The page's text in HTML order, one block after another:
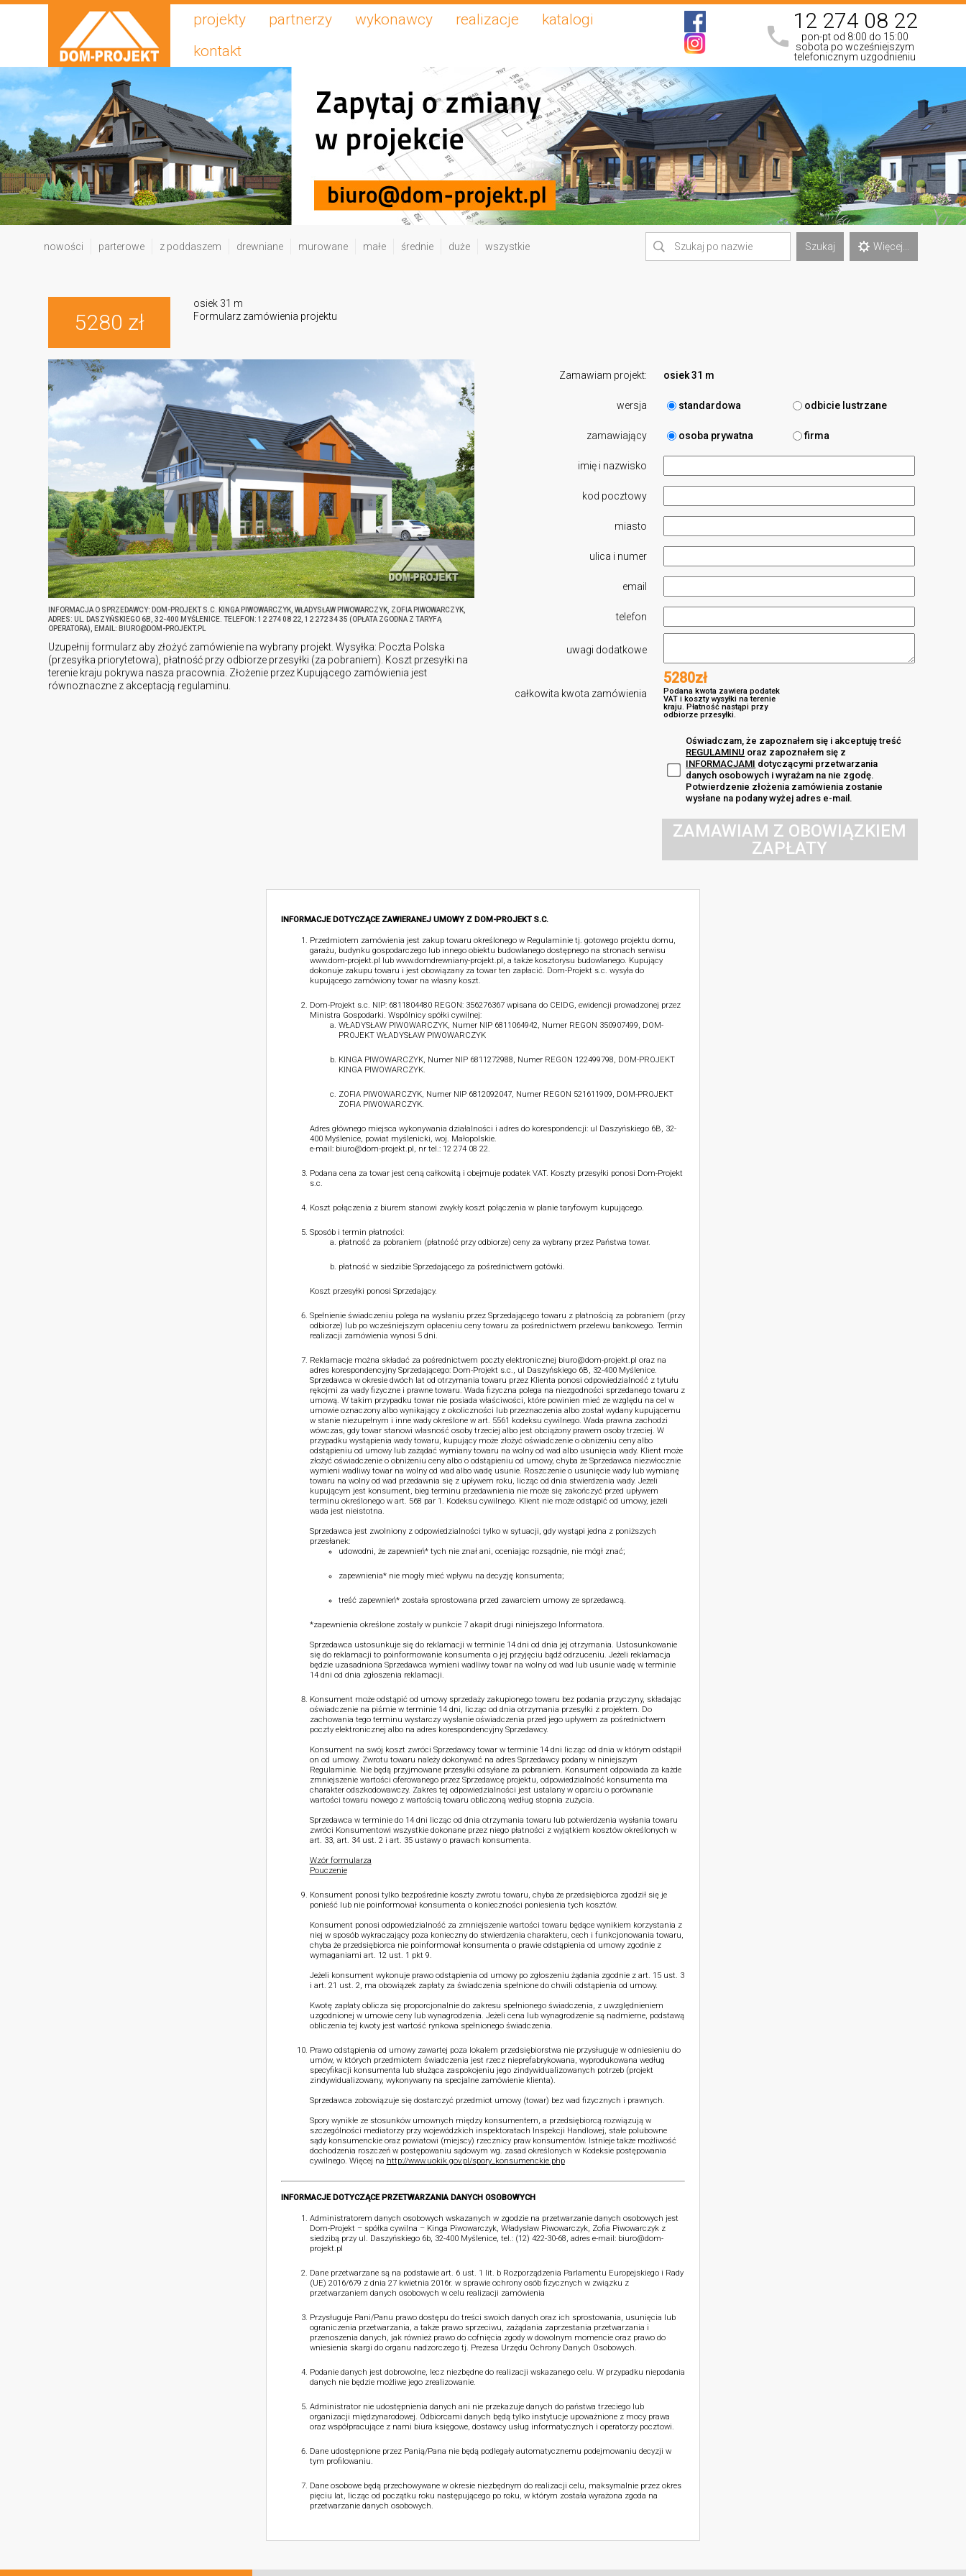
projekty partnerzy wykonawcy realizacje
katalogi
kontakt
12 274 08 22
pon-pt od 8:00 do 15:00
sobota po wcześniejszym
telefonicznym uzgodnieniu
nowości parterowe z poddaszem drewniane murowane małe średnie duże wszystkie Szukaj Więcej...
5280 zł
osiek 31 m
Formularz zamówienia projektu
INFORMACJA O SPRZEDAWCY: DOM-PROJEKT S.C. KINGA PIWOWARCZYK, WŁADYSŁAW PIWOWARCZYK, ZOFIA PIWOWARCZYK,
ADRES: UL. DASZYŃSKIEGO 6B, 32-400 MYŚLENICE. TELEFON: 12 274 08 22, 12 272 34 35 (OPŁATA ZGODNA Z TARYFĄ
OPERATORA), EMAIL: BIURO@DOM-PROJEKT.PL
Uzupełnij formularz aby złożyć zamówienie na wybrany projekt. Wysyłka: Poczta Polska
(przesyłka priorytetowa), płatność przy odbiorze przesyłki (za pobraniem). Koszt przesyłki na
terenie kraju pokrywa nasza pracownia. Złożenie przez Kupującego zamówienia jest
równoznaczne z akceptacją regulaminu.
Zamawiam projekt: osiek 31 m
wersja standardowa odbicie lustrzane
zamawiający osoba prywatna firma
imię i nazwisko
kod pocztowy
miasto
ulica i numer
email
telefon
uwagi dodatkowe
całkowita kwota zamówienia
5280zł
Podana kwota zawiera podatek
VAT i koszty wysyłki na terenie
kraju. Płatność nastąpi przy
odbiorze przesyłki.
Oświadczam, że zapoznałem się i akceptuję treść
REGULAMINU oraz zapoznałem się z
INFORMACJAMI dotyczącymi przetwarzania
danych osobowych i wyrażam na nie zgodę.
Potwierdzenie złożenia zamówienia zostanie
wysłane na podany wyżej adres e-mail.
ZAMAWIAM Z OBOWIĄZKIEM
ZAPŁATY
INFORMACJE DOTYCZĄCE ZAWIERANEJ UMOWY Z DOM-PROJEKT S.C.
Przedmiotem zamówienia jest zakup towaru określonego w Regulaminie tj. gotowego projektu domu,
garażu, budynku gospodarczego lub innego obiektu budowlanego dostępnego na stronach serwisu
www.dom-projekt.pl lub www.domdrewniany-projekt.pl, a także kosztorysu budowlanego. Kupujący
dokonuje zakupu towaru i jest obowiązany za towar ten zapłacić. Dom-Projekt s.c. wysyła do
kupującego zamówiony towar na własny koszt.
Dom-Projekt s.c. NIP: 6811804480 REGON: 356276367 wpisana do CEIDG, ewidencji prowadzonej przez
Ministra Gospodarki. Wspólnicy spółki cywilnej:
WŁADYSŁAW PIWOWARCZYK, Numer NIP 6811064942, Numer REGON 350907499, DOM-
PROJEKT WŁADYSŁAW PIWOWARCZYK
KINGA PIWOWARCZYK, Numer NIP 6811272988, Numer REGON 122499798, DOM-PROJEKT
KINGA PIWOWARCZYK.
ZOFIA PIWOWARCZYK, Numer NIP 6812092047, Numer REGON 521611909, DOM-PROJEKT
ZOFIA PIWOWARCZYK.
Adres głównego miejsca wykonywania działalności i adres do korespondencji: ul Daszyńskiego 6B, 32-
400 Myślenice, powiat myślenicki, woj. Małopolskie.
e-mail: biuro@dom-projekt.pl, nr tel.: 12 274 08 22.
Podana cena za towar jest ceną całkowitą i obejmuje podatek VAT. Koszty przesyłki ponosi Dom-Projekt
s.c.
Koszt połączenia z biurem stanowi zwykły koszt połączenia w planie taryfowym kupującego.
Sposób i termin płatności:
płatność za pobraniem (płatność przy odbiorze) ceny za wybrany przez Państwa towar.
płatność w siedzibie Sprzedającego za pośrednictwem gotówki.
Koszt przesyłki ponosi Sprzedający.
Spełnienie świadczeniu polega na wysłaniu przez Sprzedającego towaru z płatnością za pobraniem (przy
odbiorze) lub po wcześniejszym opłaceniu ceny towaru za pośrednictwem przelewu bankowego. Termin
realizacji zamówienia wynosi 5 dni.
Reklamacje można składać za pośrednictwem poczty elektronicznej biuro@dom-projekt.pl oraz na
adres korespondencyjny Sprzedającego: Dom-Projekt s.c., ul Daszyńskiego 6B, 32-400 Myślenice.
Sprzedawca w okresie dwóch lat od otrzymania towaru przez Klienta ponosi odpowiedzialność z tytułu
rękojmi za wady fizyczne i prawne towaru. Wada fizyczna polega na niezgodności sprzedanego towaru z
umową. W takim przypadku towar nie posiada właściwości, które powinien mieć ze względu na cel w
umowie oznaczony albo wynikający z okoliczności lub przeznaczenia albo został wydany kupującemu
w stanie niezupełnym i inne wady określone w art. 5561 kodeksu cywilnego. Wada prawna zachodzi
wówczas, gdy towar stanowi własność osoby trzeciej albo jest obciążony prawem osoby trzeciej. W
przypadku wystąpienia wady towaru, kupujący może złożyć oświadczenie o obniżeniu ceny albo
odstąpieniu od umowy lub zażądać wymiany towaru na wolny od wad albo usunięcia wady. Klient może
złożyć oświadczenie o obniżeniu ceny albo o odstąpieniu od umowy, chyba że Sprzedawca niezwłocznie
wymieni wadliwy towar na wolny od wad albo wadę usunie. Roszczenie o usunięcie wady lub wymianę
towaru na wolny od wad przedawnia się z upływem roku, licząc od dnia stwierdzenia wady. Jeżeli
kupującym jest konsument, bieg terminu przedawnienia nie może się zakończyć przed upływem
terminu określonego w art. 568 par 1. Kodeksu cywilnego. Klient nie może odstąpić od umowy, jeżeli
wada jest nieistotna.
Sprzedawca jest zwolniony z odpowiedzialności tylko w sytuacji, gdy wystąpi jedna z poniższych
przesłanek:
udowodni, że zapewnień* tych nie znał ani, oceniając rozsądnie, nie mógł znać;
zapewnienia* nie mogły mieć wpływu na decyzję konsumenta;
treść zapewnień* została sprostowana przed zawarciem umowy ze sprzedawcą.
*zapewnienia określone zostały w punkcie 7 akapit drugi niniejszego Informatora.
Sprzedawca ustosunkuje się do reklamacji w terminie 14 dni od dnia jej otrzymania. Ustosunkowanie
się do reklamacji to poinformowanie konsumenta o jej przyjęciu bądź odrzuceniu. Jeżeli reklamacja
będzie uzasadniona Sprzedawca wymieni wadliwy towar na wolny od wad lub usunie wadę w terminie
14 dni od dnia zgłoszenia reklamacji.
Konsument może odstąpić od umowy sprzedaży zakupionego towaru bez podania przyczyny, składając
oświadczenie na piśmie w terminie 14 dni, licząc od dnia otrzymania przesyłki z projektem. Do
zachowania tego terminu wystarczy wysłanie oświadczenia przed jego upływem za pośrednictwem
poczty elektronicznej albo na adres korespondencyjny Sprzedawcy.
Konsument na swój koszt zwróci Sprzedawcy towar w terminie 14 dni licząc od dnia w którym odstąpił
on od umowy. Zwrotu towaru należy dokonywać na adres Sprzedawcy podany w niniejszym
Regulaminie. Nie będą przyjmowane przesyłki odsyłane za pobraniem. Konsument odpowiada za każde
zmniejszenie wartości oferowanego przez Sprzedawcę projektu, odpowiedzialność konsumenta ma
charakter odszkodowawczy. Zakres tej odpowiedzialności jest ustalany w oparciu o porównanie
wartości towaru nowego z wartością towaru obliczoną według stopnia zużycia.
Sprzedawca w terminie do 14 dni licząc od dnia otrzymania towaru lub potwierdzenia wysłania towaru
zwróci Konsumentowi wszystkie dokonane przez niego płatności z wyjątkiem kosztów określonych w
art. 33, art. 34 ust. 2 i art. 35 ustawy o prawach konsumenta.
Wzór formularza
Pouczenie
Konsument ponosi tylko bezpośrednie koszty zwrotu towaru, chyba że przedsiębiorca zgodził się je
ponieść lub nie poinformował konsumenta o konieczności poniesienia tych kosztów.
Konsument ponosi odpowiedzialność za zmniejszenie wartości towaru będące wynikiem korzystania z
niej w sposób wykraczający poza konieczny do stwierdzenia charakteru, cech i funkcjonowania towaru,
chyba że przedsiębiorca nie poinformował konsumenta o prawie odstąpienia od umowy zgodnie z
wymaganiami art. 12 ust. 1 pkt 9.
Jeżeli konsument wykonuje prawo odstąpienia od umowy po zgłoszeniu żądania zgodnie z art. 15 ust. 3
i art. 21 ust. 2, ma obowiązek zapłaty za świadczenia spełnione do chwili odstąpienia od umowy.
Kwotę zapłaty oblicza się proporcjonalnie do zakresu spełnionego świadczenia, z uwzględnieniem
uzgodnionej w umowie ceny lub wynagrodzenia. Jeżeli cena lub wynagrodzenie są nadmierne, podstawą
obliczenia tej kwoty jest wartość rynkowa spełnionego świadczenia.
Prawo odstąpienia od umowy zawartej poza lokalem przedsiębiorstwa nie przysługuje w odniesieniu do
umów, w których przedmiotem świadczenia jest rzecz nieprefabrykowana, wyprodukowana według
specyfikacji konsumenta lub służąca zaspokojeniu jego zindywidualizowanych potrzeb (projekt
zindywidualizowany, wykonywany na specjalne zamówienie klienta).
Sprzedawca zobowiązuje się dostarczyć przedmiot umowy (towar) bez wad fizycznych i prawnych.
Spory wynikłe ze stosunków umownych między konsumentem, a przedsiębiorcą rozwiązują w
szczególności mediatorzy przy wojewódzkich inspektoratach Inspekcji Handlowej, stałe polubowne
sądy konsumenckie oraz powiatowi (miejscy) rzecznicy praw konsumentów. Istnieje także możliwość
dochodzenia roszczeń w postępowaniu sądowym wg. zasad określonych w Kodeksie postępowania
cywilnego. Więcej na http://www.uokik.gov.pl/spory_konsumenckie.php
INFORMACJE DOTYCZĄCE PRZETWARZANIA DANYCH OSOBOWYCH
Administratorem danych osobowych wskazanych w zgodzie na przetwarzanie danych osobowych jest
Dom-Projekt – spółka cywilna – Kinga Piwowarczyk, Władysław Piwowarczyk, Zofia Piwowarczyk z
siedzibą przy ul. Daszyńskiego 6b, 32-400 Myślenice, tel.: (12) 422-30-68, adres e-mail: biuro@dom-
projekt.pl
Dane przetwarzane są na podstawie art. 6 ust. 1 lit. b Rozporządzenia Parlamentu Europejskiego i Rady
(UE) 2016/679 z dnia 27 kwietnia 2016r. w sprawie ochrony osób fizycznych w związku z
przetwarzaniem danych osobowych w celu realizacji zamówienia
Przysługuje Pani/Panu prawo dostępu do treści swoich danych oraz ich sprostowania, usunięcia lub
ograniczenia przetwarzania, a także prawo sprzeciwu, zażądania zaprzestania przetwarzania i
przenoszenia danych, jak również prawo do cofnięcia zgody w dowolnym momencie oraz prawo do
wniesienia skargi do organu nadzorczego tj. Prezesa Urzędu Ochrony Danych Osobowych.
Podanie danych jest dobrowolne, lecz niezbędne do realizacji wskazanego celu. W przypadku niepodania
danych nie będzie możliwe jego zrealizowanie.
Administrator nie udostępnienia danych ani nie przekazuje danych do państwa trzeciego lub
organizacji międzynarodowej. Odbiorcami danych będą tylko instytucje upoważnione z mocy prawa
oraz współpracujące z nami biura księgowe, dostawcy usług informatycznych i operatorzy pocztowi.
Dane udostępnione przez Panią/Pana nie będą podlegały automatycznemu podejmowaniu decyzji w
tym profilowaniu.
Dane osobowe będą przechowywane w okresie niezbędnym do realizacji celu, maksymalnie przez okres
pięciu lat, licząc od początku roku następującego po roku, w którym została wyrażona zgoda na
przetwarzanie danych osobowych.